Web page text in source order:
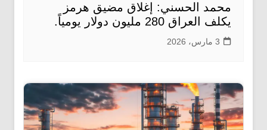
محمد الحسني: إغلاق مضيق هرمز
يكلف العراق 280 مليون دولار يومياً.
3 مارس، 2026